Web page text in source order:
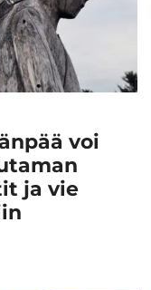
voi
ja vie